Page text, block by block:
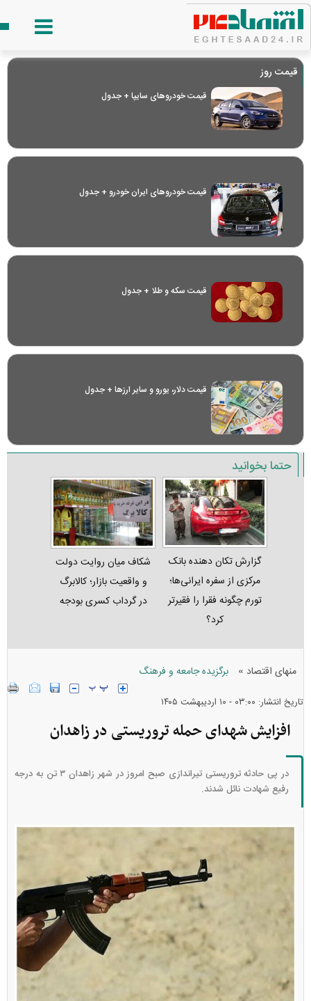
قیمت روز
قیمت خودرو‌های سایپا + جدول
قیمت خودرو‌های ایران خودرو + جدول
قیمت سکه و طلا + جدول
قیمت دلار، یورو و سایر ارز‌ها + جدول
حتما بخوانید
گزارش تکان‌ دهنده بانک
مرکزی از سفره ایرانی‌ها؛
تورم چگونه فقرا را فقیرتر
کرد؟
شکاف میان روایت دولت
و واقعیت بازار؛ کالابرگ
در گرداب کسری بودجه
منهای اقتصاد » برگزیده جامعه و فرهنگ
تاریخ انتشار: ۰۳:۰۰ - ۱۰ ارديبهشت ۱۴۰۵
افزایش شهدای حمله تروریستی در زاهدان
در پی حادثه تروریستی تیراندازی صبح امروز در شهر زاهدان ۳ تن به درجه
رفیع شهادت نائل شدند.